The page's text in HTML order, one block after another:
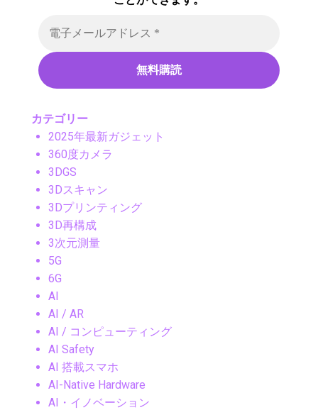
カテゴリー
2025年最新ガジェット
360度カメラ
3DGS
3Dスキャン
3Dプリンティング
3D再構成
3次元測量
5G
6G
AI
AI / AR
AI / コンピューティング
AI Safety
AI 搭載スマホ
AI-Native Hardware
AI・イノベーション